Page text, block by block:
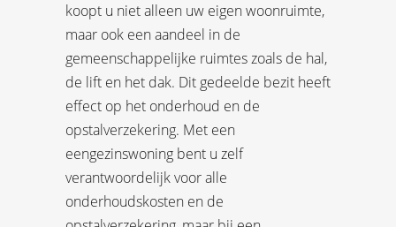
koopt u niet alleen uw eigen woonruimte,
maar ook een aandeel in de
gemeenschappelijke ruimtes zoals de hal,
de lift en het dak. Dit gedeelde bezit heeft
effect op het onderhoud en de
opstalverzekering. Met een
eengezinswoning bent u zelf
verantwoordelijk voor alle
onderhoudskosten en de